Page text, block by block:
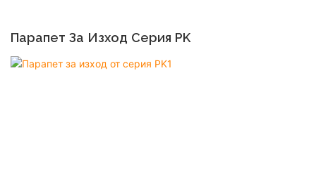
Парапет За Изход Серия PK